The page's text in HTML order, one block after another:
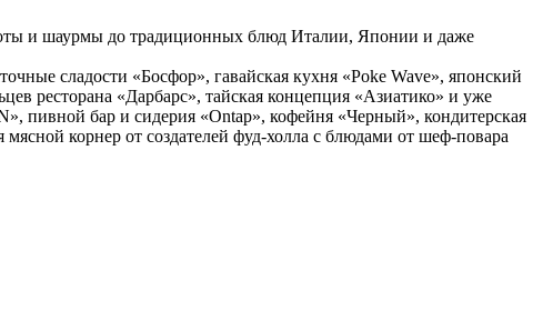
и шаурмы до традиционных блюд Италии, Японии и даже
сладости «Босфор», гавайская кухня «Poke Wave», японский
ресторана «Дарбарс», тайская концепция «Азиатико» и уже
пивной бар и сидерия «Ontap», кофейня «Черный», кондитерская
корнер от создателей фуд-холла с блюдами от шеф-повара